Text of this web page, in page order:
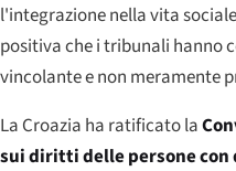
l'integrazione nella vita
positiva che i tribunali hanno
vincolante e non meramente
La Croazia ha ratificato la
sui diritti delle persone